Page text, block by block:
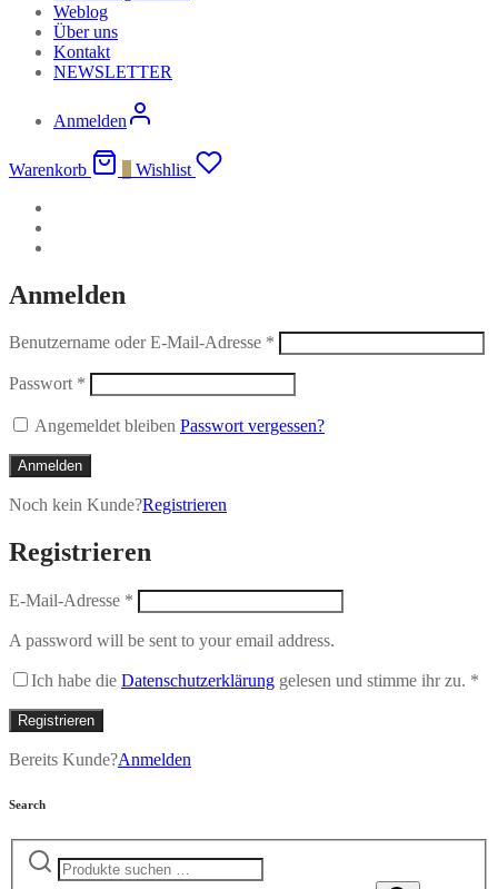
Weblog
Über uns
Kontakt
NEWSLETTER
Anmelden
Warenkorb Wishlist
Anmelden
Benutzername oder E-Mail-Adresse *
Passwort *
Angemeldet bleiben Passwort vergessen?
Anmelden
Noch kein Kunde?Registrieren
Registrieren
E-Mail-Adresse *
A password will be sent to your email address.
Ich habe die Datenschutzerklärung gelesen und stimme ihr zu. *
Registrieren
Bereits Kunde?Anmelden
Search
Suchen
nach: